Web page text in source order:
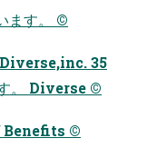
ます。 ©︎
Diverse,inc. 35
。 Diverse ©︎
Benefits ©︎